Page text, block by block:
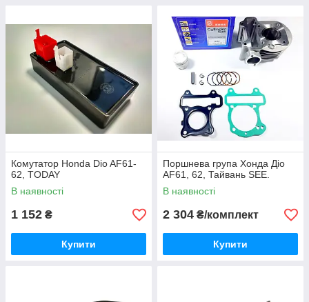
Комутатор Honda Dio AF61-
62, TODAY
В наявності
1 152 ₴
Купити
Поршнева група Хонда Діо
AF61, 62, Тайвань SEE.
В наявності
2 304 ₴/комплект
Купити